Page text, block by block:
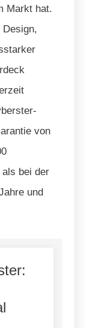
Markt hat.
Design,
von
bei der
und